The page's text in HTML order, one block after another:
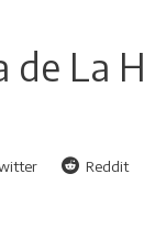
de La
Reddit